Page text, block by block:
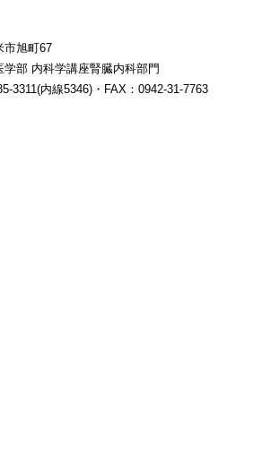
市旭町67
学部 内科学講座腎臓内科部門
3311(内線5346)・FAX：0942-31-7763